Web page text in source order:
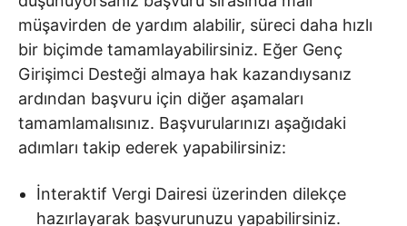
müşavirden de yardım alabilir, süreci daha hızlı
bir biçimde tamamlayabilirsiniz. Eğer Genç
Girişimci Desteği almaya hak kazandıysanız
ardından başvuru için diğer aşamaları
tamamlamalısınız. Başvurularınızı aşağıdaki
adımları takip ederek yapabilirsiniz:
İnteraktif Vergi Dairesi üzerinden dilekçe
hazırlayarak başvurunuzu yapabilirsiniz.